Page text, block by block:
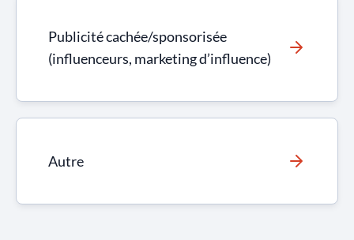
Publicité cachée/sponsorisée
(influenceurs, marketing d’influence)
Autre